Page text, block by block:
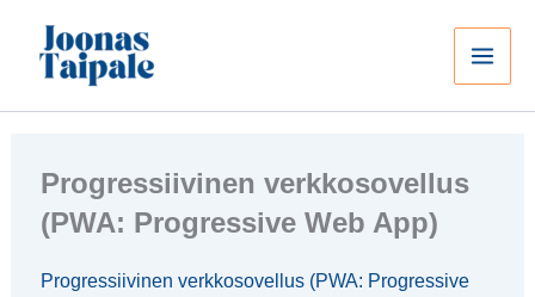
sisältöön
Progressiivinen verkkosovellus
(PWA: Progressive Web App)
Progressiivinen verkkosovellus (PWA: Progressive